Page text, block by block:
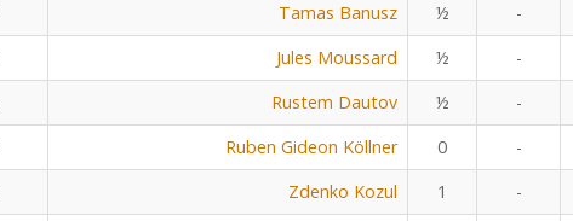
Tamas Banusz ½ -
Jules Moussard ½ -
Rustem Dautov ½ -
Ruben Gideon Köllner 0 -
Zdenko Kozul 1 -